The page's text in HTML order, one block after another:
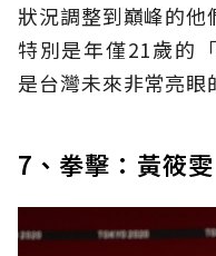
狀況調整到巔峰的他
特別是年僅21歲的
是台灣未來非常亮眼
7、拳擊：黃筱雯